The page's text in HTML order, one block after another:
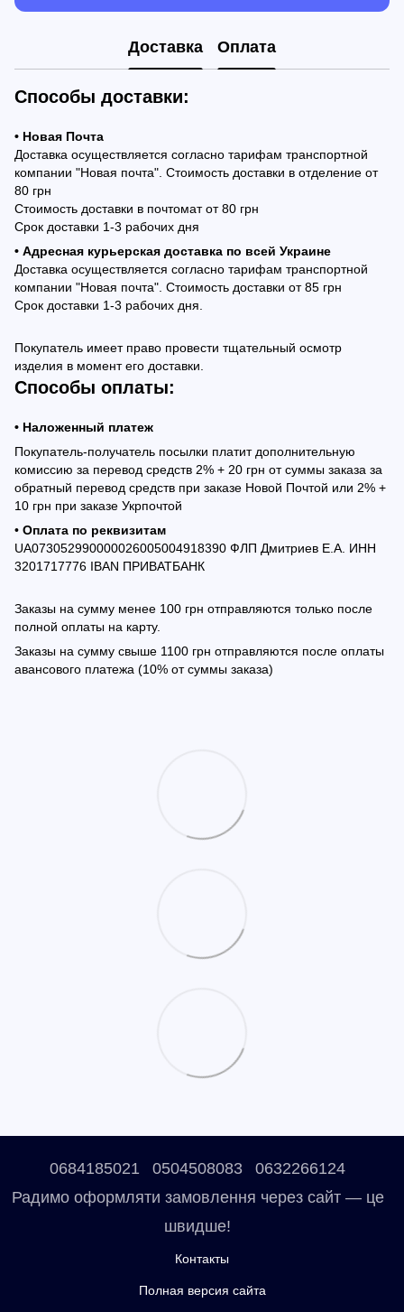
Доставка Оплата
Способы доставки:
• Новая Почта
Доставка осуществляется согласно тарифам транспортной
компании "Новая почта". Стоимость доставки в отделение от
80 грн
Стоимость доставки в почтомат от 80 грн
Срок доставки 1-3 рабочих дня
• Адресная курьерская доставка по всей Украине
Доставка осуществляется согласно тарифам транспортной
компании "Новая почта". Стоимость доставки от 85 грн
Срок доставки 1-3 рабочих дня.
Покупатель имеет право провести тщательный осмотр
изделия в момент его доставки.
Способы оплаты:
• Наложенный платеж
Покупатель-получатель посылки платит дополнительную
комиссию за перевод средств 2% + 20 грн от суммы заказа за
обратный перевод средств при заказе Новой Почтой или 2% +
10 грн при заказе Укрпочтой
• Оплата по реквизитам
UA073052990000026005004918390 ФЛП Дмитриев Е.А. ИНН
3201717776 IBAN ПРИВАТБАНК
Заказы на сумму менее 100 грн отправляются только после
полной оплаты на карту.
Заказы на сумму свыше 1100 грн отправляются после оплаты
авансового платежа (10% от суммы заказа)
0684185021 0504508083
0632266124
Радимо оформляти замовлення через сайт — це
швидше!
Контакты
Полная версия сайта